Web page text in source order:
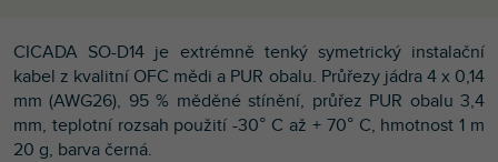
CICADA SO-D14 je extrémně tenký symetrický instalační
kabel z kvalitní OFC mědi a PUR obalu. Průřezy jádra 4 x 0,14
mm (AWG26), 95 % měděné stínění, průřez PUR obalu 3,4
mm, teplotní rozsah použití -30° C až + 70° C, hmotnost 1 m
20 g, barva černá.